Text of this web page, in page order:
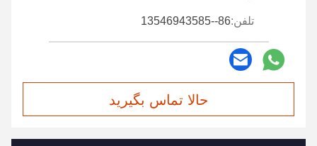
تلفن:86--13546943585
حالا تماس بگیرید